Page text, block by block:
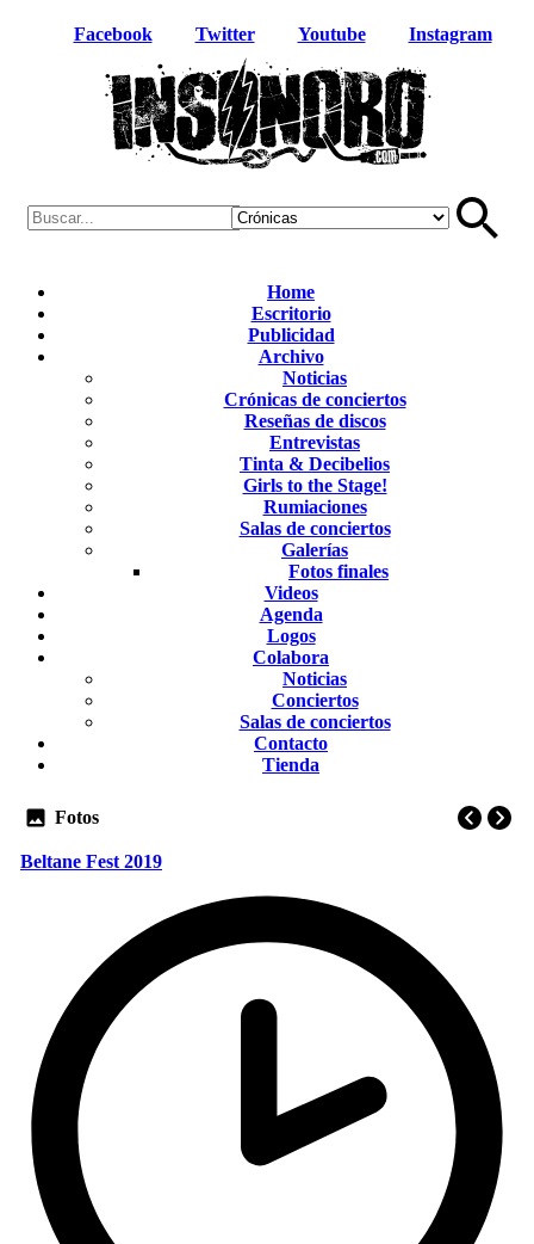
Facebook Twitter Youtube Instagram
Home
Escritorio
Publicidad
Archivo
Noticias
Crónicas de conciertos
Reseñas de discos
Entrevistas
Tinta & Decibelios
Girls to the Stage!
Rumiaciones
Salas de conciertos
Galerías
Fotos finales
Videos
Agenda
Logos
Colabora
Noticias
Conciertos
Salas de conciertos
Contacto
Tienda
Fotos
Beltane Fest 2019